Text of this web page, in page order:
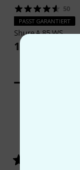
50
PASST GARANTIERT
ShureA 85 WS
14,50 €